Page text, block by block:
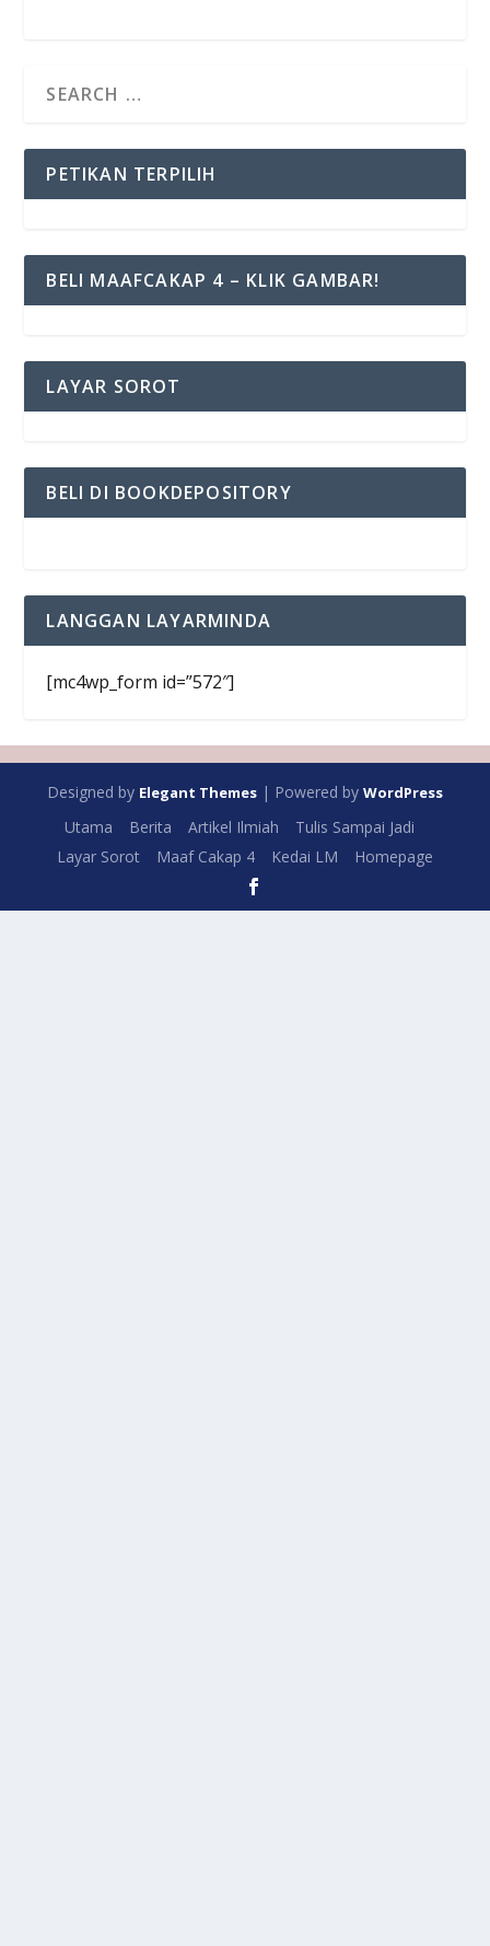
PETIKAN TERPILIH
BELI MAAFCAKAP 4 – KLIK GAMBAR!
LAYAR SOROT
BELI DI BOOKDEPOSITORY
LANGGAN LAYARMINDA
[mc4wp_form id=”572″]
Designed by Elegant Themes | Powered by WordPress
Utama Berita Artikel Ilmiah
Tulis Sampai Jadi
Layar Sorot
Maaf Cakap 4 Kedai LM Homepage